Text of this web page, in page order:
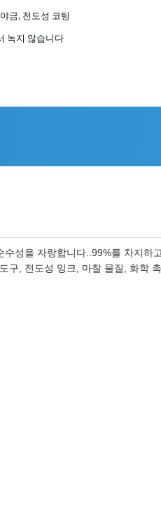
금, 전도성 코팅
녹지 않습니다
성을 자랑합니다..99%를 차지하
구, 전도성 잉크, 마찰 물질, 화학